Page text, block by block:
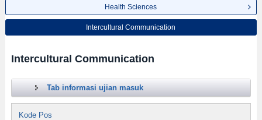
Health Sciences
Intercultural Communication
Intercultural Communication
Tab informasi ujian masuk
Kode Pos